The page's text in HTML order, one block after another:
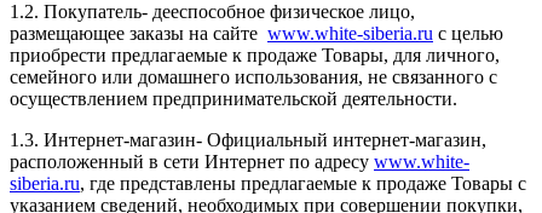
1.2. Покупатель- дееспособное физическое лицо,
размещающее заказы на сайте www.white-siberia.ru с целью
приобрести предлагаемые к продаже Товары, для личного,
семейного или домашнего использования, не связанного с
осуществлением предпринимательской деятельности.
1.3. Интернет-магазин- Официальный интернет-магазин,
расположенный в сети Интернет по адресу www.white-
siberia.ru, где представлены предлагаемые к продаже Товары с
указанием сведений, необходимых при совершении покупки,